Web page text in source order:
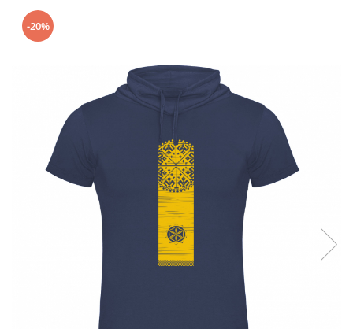
Tricouri sport tehnice
Bluze si hanorace
Bluze si hanorace bărbați
Bluze si hanorace damă
Bluze de trening | Bluze tehnice
Pantaloni
Șepci și căciuli
Simboluri tradiționale
Tricouri cu mesaje de bine
-20%